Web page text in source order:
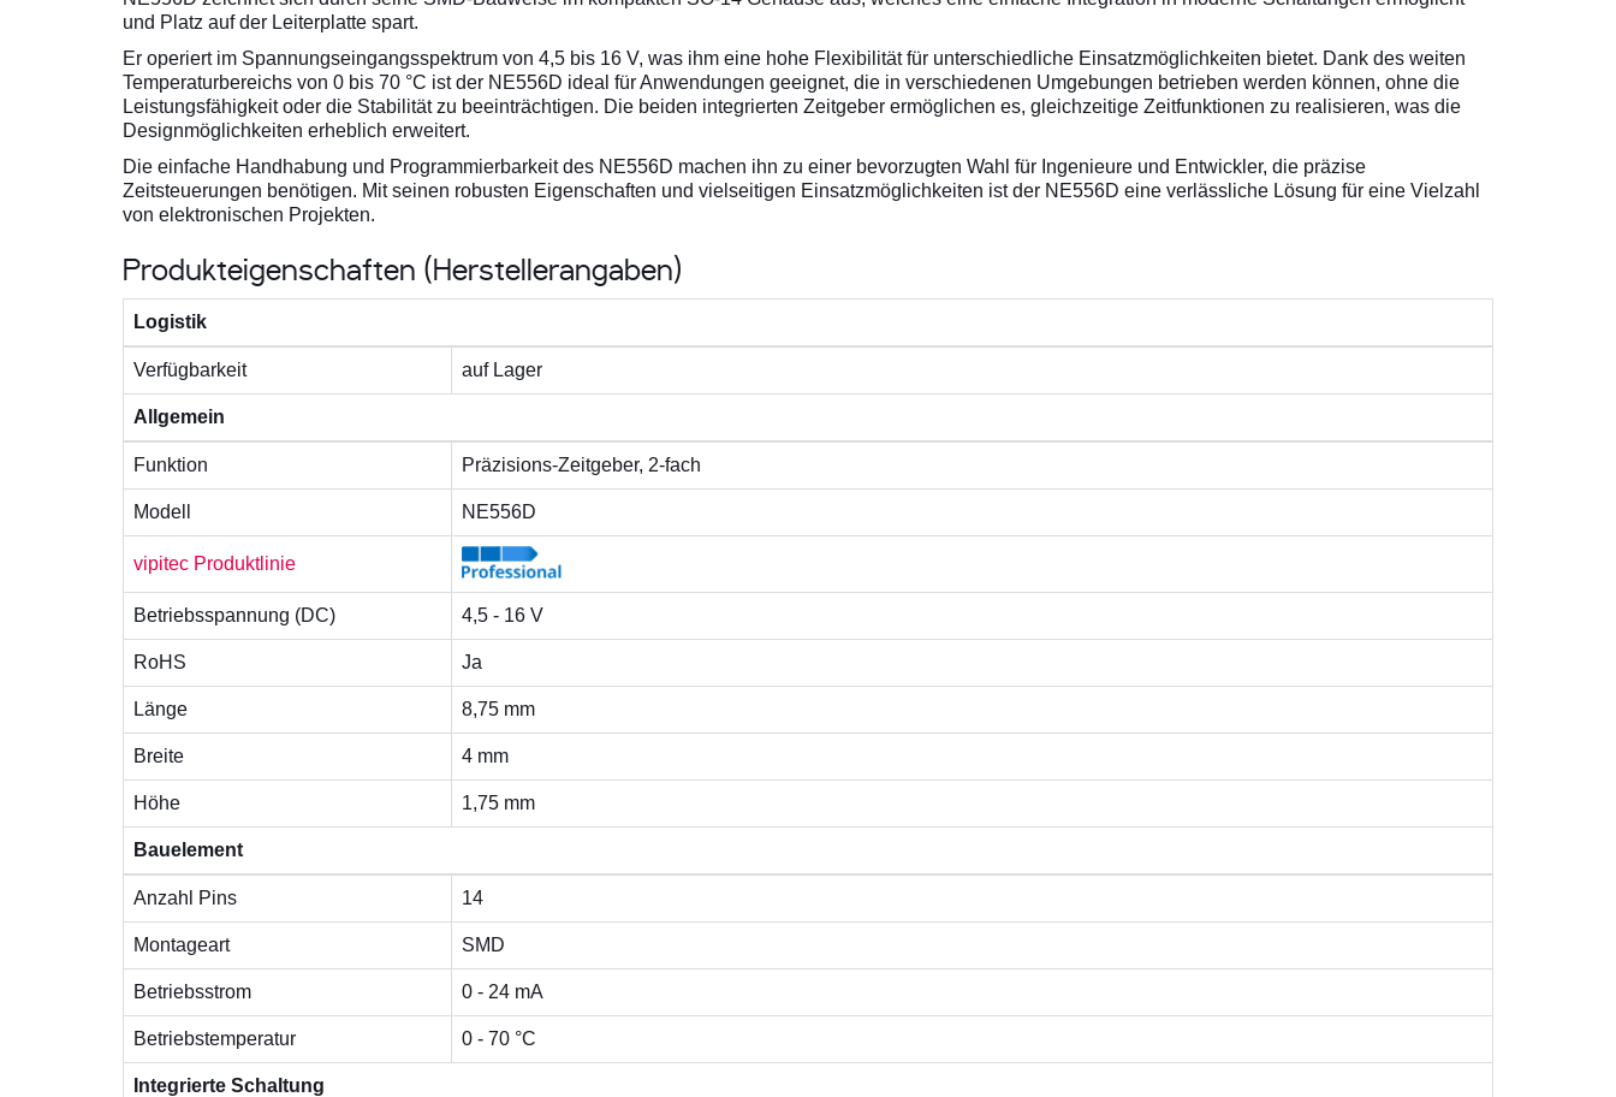
und Platz auf der Leiterplatte spart.
Er operiert im Spannungseingangsspektrum von 4,5 bis 16 V, was ihm eine hohe Flexibilität für unterschiedliche Einsatzmöglichkeiten bietet. Dank des weiten
Temperaturbereichs von 0 bis 70 °C ist der NE556D ideal für Anwendungen geeignet, die in verschiedenen Umgebungen betrieben werden können, ohne die
Leistungsfähigkeit oder die Stabilität zu beeinträchtigen. Die beiden integrierten Zeitgeber ermöglichen es, gleichzeitige Zeitfunktionen zu realisieren, was die
Designmöglichkeiten erheblich erweitert.
Die einfache Handhabung und Programmierbarkeit des NE556D machen ihn zu einer bevorzugten Wahl für Ingenieure und Entwickler, die präzise
Zeitsteuerungen benötigen. Mit seinen robusten Eigenschaften und vielseitigen Einsatzmöglichkeiten ist der NE556D eine verlässliche Lösung für eine Vielzahl
von elektronischen Projekten.
Produkteigenschaften (Herstellerangaben)
Logistik
Verfügbarkeit auf Lager
Allgemein
Funktion Präzisions-Zeitgeber, 2-fach
Modell NE556D
vipitec Produktlinie
Betriebsspannung (DC) 4,5 - 16 V
RoHS Ja
Länge 8,75 mm
Breite 4 mm
Höhe 1,75 mm
Bauelement
Anzahl Pins 14
Montageart SMD
Betriebsstrom 0 - 24 mA
Betriebstemperatur 0 - 70 °C
Integrierte Schaltung